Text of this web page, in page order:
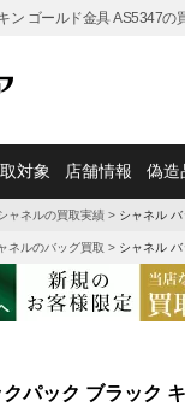
ン ゴールド金具 AS5347
対象 店舗情報 偽造
ャネルの買取実績 > シャネル
ネルのバッグ買取 > シャネル
パック ブラック